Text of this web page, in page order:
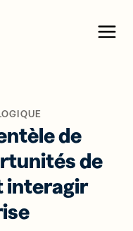
Menu
de
de
interagir